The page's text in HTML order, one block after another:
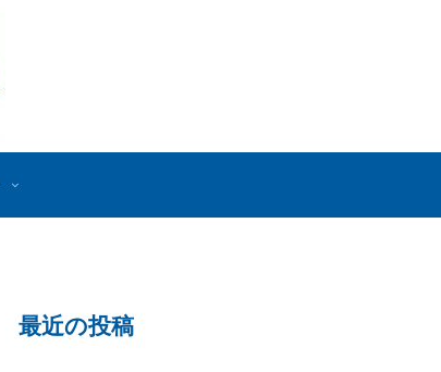
最近の投稿